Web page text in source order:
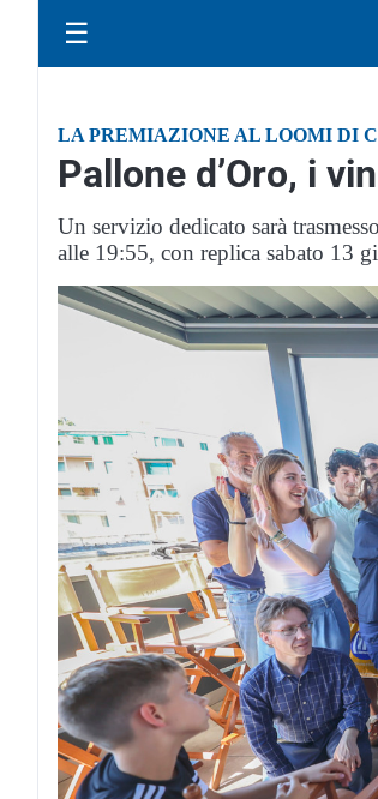
☰
LA PREMIAZIONE AL LOOMI DI
Pallone d’Oro, i
Un servizio dedicato sarà
alle 19:55, con replica sabato 13